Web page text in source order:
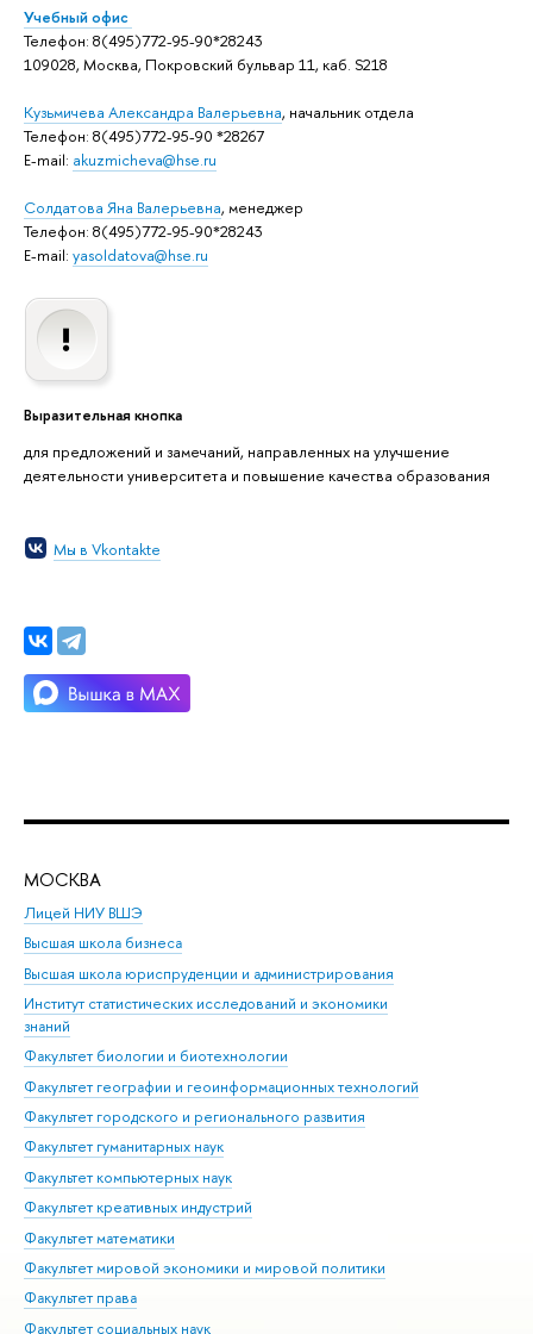
Учебный офис
Телефон: 8(495)772-95-90*28243
109028, Москва, Покровский бульвар 11, каб. S218
Кузьмичева Александра Валерьевна, начальник отдела
Телефон: 8(495)772-95-90 *28267
E-mail: akuzmicheva@hse.ru
Солдатова Яна Валерьевна, менеджер
Телефон: 8(495)772-95-90*28243
E-mail: yasoldatova@hse.ru
Выразительная кнопка
для предложений и замечаний, направленных на улучшение
деятельности университета и повышение качества образования
Мы в Vkontakte
МОСКВА
Лицей НИУ ВШЭ
Высшая школа бизнеса
Высшая школа юриспруденции и администрирования
Институт статистических исследований и экономики
знаний
Факультет биологии и биотехнологии
Факультет географии и геоинформационных технологий
Факультет городского и регионального развития
Факультет гуманитарных наук
Факультет компьютерных наук
Факультет креативных индустрий
Факультет математики
Факультет мировой экономики и мировой политики
Факультет права
Факультет социальных наук